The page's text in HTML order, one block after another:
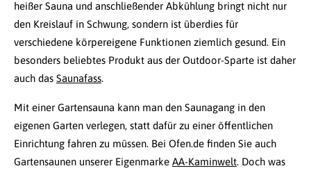
heißer Sauna und anschließender Abkühlung bringt nicht nur
den Kreislauf in Schwung, sondern ist überdies für
verschiedene körpereigene Funktionen ziemlich gesund. Ein
besonders beliebtes Produkt aus der Outdoor-Sparte ist daher
auch das Saunafass.
Mit einer Gartensauna kann man den Saunagang in den
eigenen Garten verlegen, statt dafür zu einer öffentlichen
Einrichtung fahren zu müssen. Bei Ofen.de finden Sie auch
Gartensaunen unserer Eigenmarke AA-Kaminwelt. Doch was